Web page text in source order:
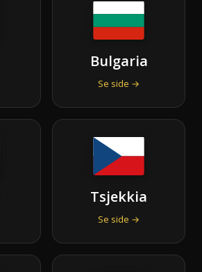
Bulgaria
Se side →
Tsjekkia
Se side →